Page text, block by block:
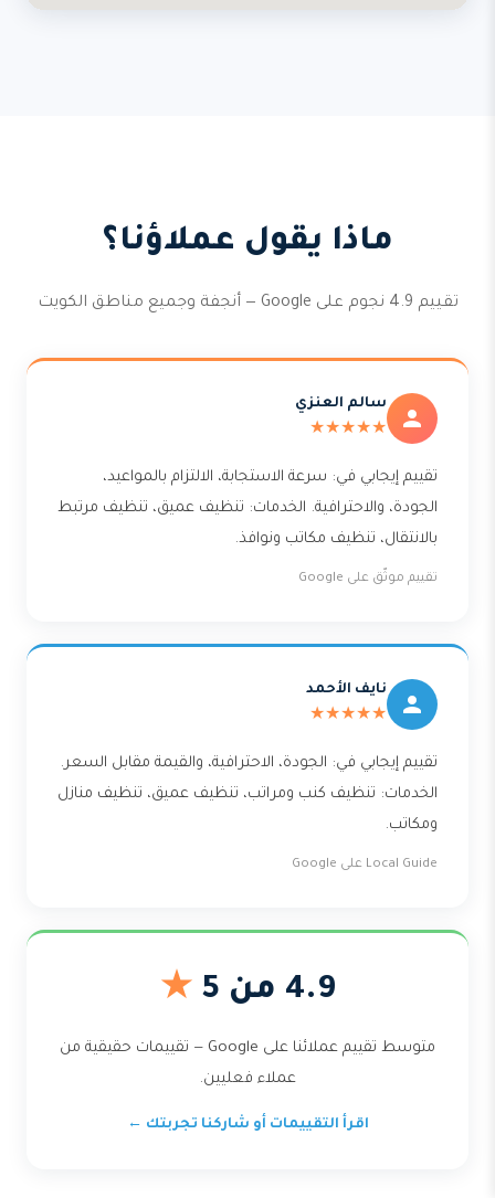
ماذا يقول عملاؤنا؟
تقييم 4.9 نجوم على Google — أنجفة وجميع مناطق الكويت
سالم العنزي
★★★★★
تقييم إيجابي في: سرعة الاستجابة، الالتزام بالمواعيد،
الجودة، والاحترافية. الخدمات: تنظيف عميق، تنظيف مرتبط
بالانتقال، تنظيف مكاتب ونوافذ.
تقييم موثّق على Google
نايف الأحمد
★★★★★
تقييم إيجابي في: الجودة، الاحترافية، والقيمة مقابل السعر.
الخدمات: تنظيف كنب ومراتب، تنظيف عميق، تنظيف منازل
ومكاتب.
Local Guide على Google
4.9 من 5 ★
متوسط تقييم عملائنا على Google — تقييمات حقيقية من
عملاء فعليين.
اقرأ التقييمات أو شاركنا تجربتك ←